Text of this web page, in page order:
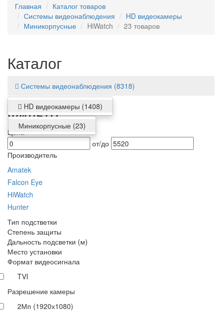
Главная
Каталог товаров
Системы видеонаблюдения
HD видеокамеры
Миникорпусные
HiWatch 23 товаров
Каталог
Системы видеонаблюдения (8318)
HD видеокамеры (1408)
Миникорпусные (23)
Фильтр
Цена
от/до
Производитель
Amatek
Falcon Eye
HiWatch
Hunter
Тип подстветки
Степень защиты
Дальность подсветки (м)
Место установки
Формат видеосигнала
TVI
Разрешение камеры
2Мп (1920х1080)